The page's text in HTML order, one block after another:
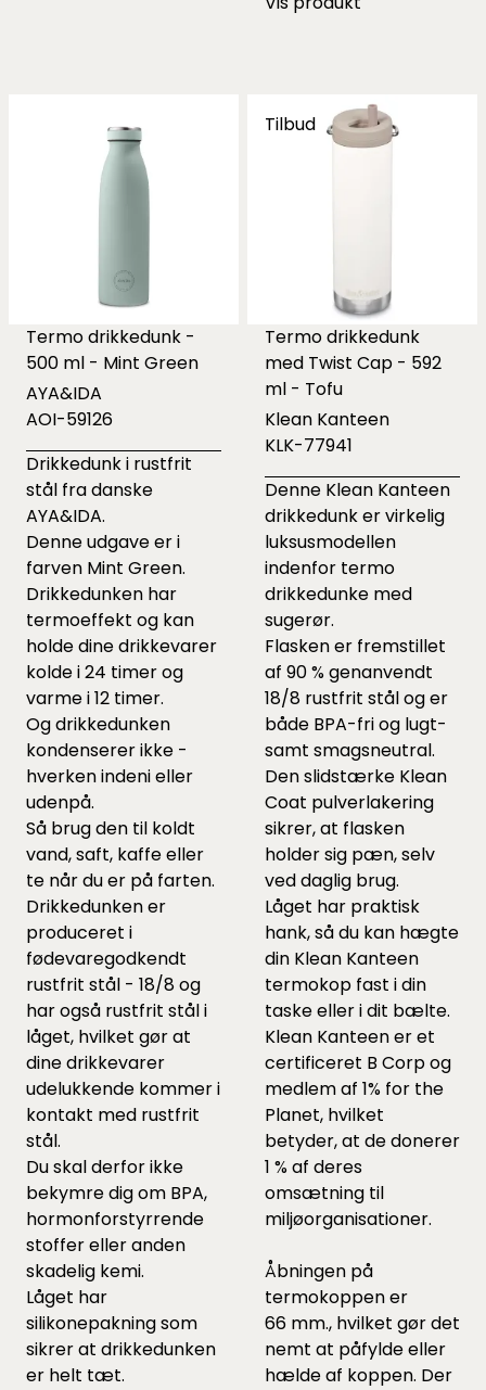
Termo drikkedunk -
500 ml - Mint Green
AYA&IDA
AOI-59126
Drikkedunk i rustfrit
stål fra danske
AYA&IDA.
Denne udgave er i
farven Mint Green.
Drikkedunken har
termoeffekt og kan
holde dine drikkevarer
kolde i 24 timer og
varme i 12 timer.
Og drikkedunken
kondenserer ikke -
hverken indeni eller
udenpå.
Så brug den til koldt
vand, saft, kaffe eller
te når du er på farten.
Drikkedunken er
produceret i
fødevaregodkendt
rustfrit stål - 18/8 og
har også rustfrit stål i
låget, hvilket gør at
dine drikkevarer
udelukkende kommer i
kontakt med rustfrit
stål.
Du skal derfor ikke
bekymre dig om BPA,
hormonforstyrrende
stoffer eller anden
skadelig kemi.
Låget har
silikonepakning som
sikrer at drikkedunken
er helt tæt.
Tilbud
Termo drikkedunk
med Twist Cap - 592
ml - Tofu
Klean Kanteen
KLK-77941
Denne Klean Kanteen
drikkedunk er virkelig
luksusmodellen
indenfor termo
drikkedunke med
sugerør.
Flasken er fremstillet
af 90 % genanvendt
18/8 rustfrit stål og er
både BPA-fri og lugt-
samt smagsneutral.
Den slidstærke Klean
Coat pulverlakering
sikrer, at flasken
holder sig pæn, selv
ved daglig brug.
Låget har praktisk
hank, så du kan hægte
din Klean Kanteen
termokop fast i din
taske eller i dit bælte.
Klean Kanteen er et
certificeret B Corp og
medlem af 1% for the
Planet, hvilket
betyder, at de donerer
1 % af deres
omsætning til
miljøorganisationer.
Åbningen på
termokoppen er
66 mm., hvilket gør det
nemt at påfylde eller
hælde af koppen. Der